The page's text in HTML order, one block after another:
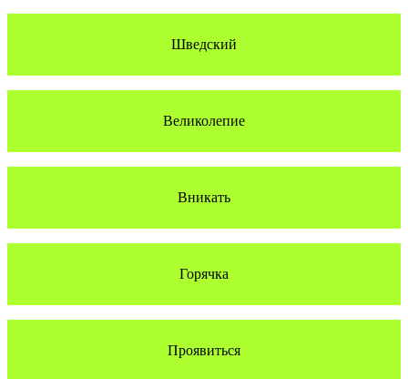
Шведский
Великолепие
Вникать
Горячка
Проявиться